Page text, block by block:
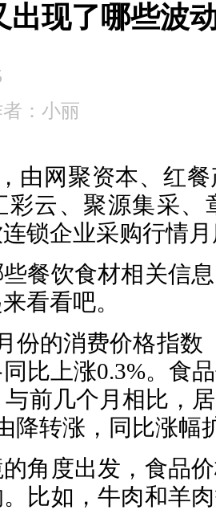
出现了哪些波
：小丽
网聚资本、红餐
彩云、聚源集采、
连锁企业采购行情
饮食材相关信息
看看吧。
的消费价格指数
比上涨0.3%。食
与前几个月相比，
降转涨，同比涨幅
度出发，食品价
比如，牛肉和羊